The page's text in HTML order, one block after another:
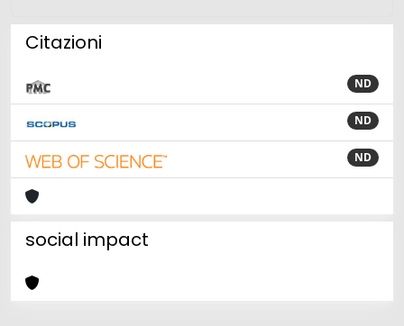
Citazioni
ND
ND
ND
social impact